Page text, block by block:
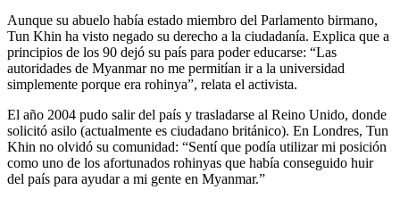
Aunque su abuelo había estado miembro del Parlamento birmano,
Tun Khin ha visto negado su derecho a la ciudadanía. Explica que a
principios de los 90 dejó su país para poder educarse: “Las
autoridades de Myanmar no me permitían ir a la universidad
simplemente porque era rohinya”, relata el activista.
El año 2004 pudo salir del país y trasladarse al Reino Unido, donde
solicitó asilo (actualmente es ciudadano británico). En Londres, Tun
Khin no olvidó su comunidad: “Sentí que podía utilizar mi posición
como uno de los afortunados rohinyas que había conseguido huir
del país para ayudar a mi gente en Myanmar.”